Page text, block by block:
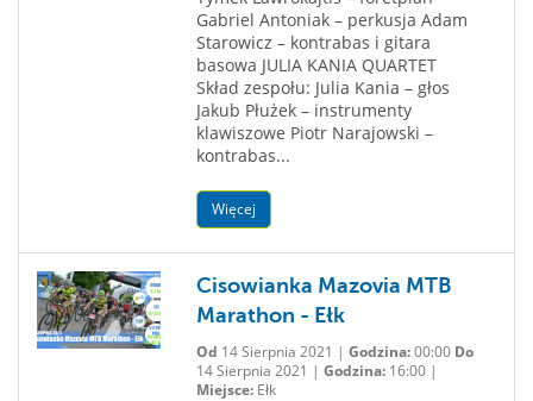
Gabriel Antoniak – perkusja Adam
Starowicz – kontrabas i gitara
basowa JULIA KANIA QUARTET
Skład zespołu: Julia Kania – głos
Jakub Płużek – instrumenty
klawiszowe Piotr Narajowski –
kontrabas...
Więcej
Cisowianka Mazovia MTB
Marathon - Ełk
Od 14 Sierpnia 2021 | Godzina:00:00 Do
14 Sierpnia 2021 | Godzina:16:00 |
Miejsce:Ełk